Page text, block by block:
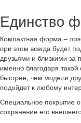
Единство
Компактная форма –
при этом всегда будет
друзьями и близкими за
именно благодаря
быстрее, чем модели
подойдет к любому
Специальное покрытие
сохранение его